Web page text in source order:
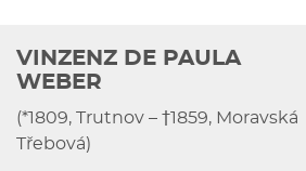
VINZENZ DE PAULA
WEBER
(*1809, Trutnov – †1859, Moravská
Třebová)